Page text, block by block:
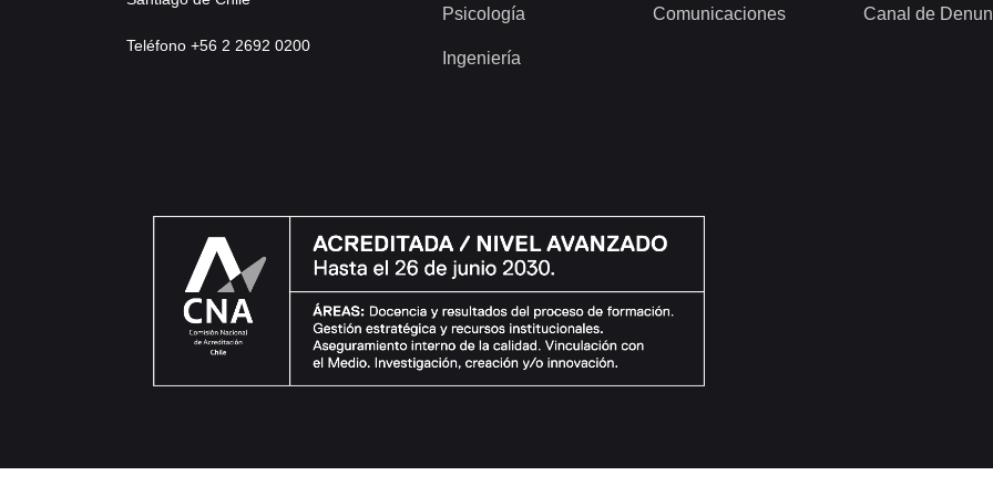
Teléfono +56 2 2692 0200
Psicología
Ingeniería
Comunicaciones Canal de